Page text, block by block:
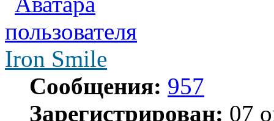
Iron Smile
Сообщения: 957
Зарегистрирован: 07